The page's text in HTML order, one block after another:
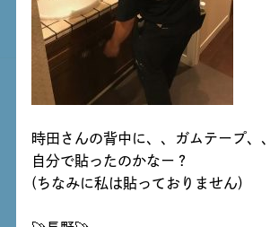
時田さんの背中に、、ガムテープ、、
自分で貼ったのかなー？
(ちなみに私は貼っておりません)